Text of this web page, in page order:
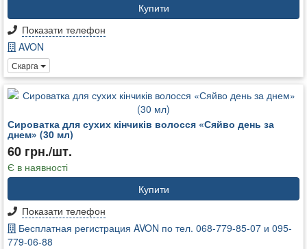
Купити
Показати телефон
AVON
Скарга
Сироватка для сухих кінчиків волосся «Сяйво день за
днем» (30 мл)
60 грн./шт.
Є в наявності
Купити
Показати телефон
Бесплатная регистрация AVON по тел. 068-779-85-07 и 095-
779-06-88